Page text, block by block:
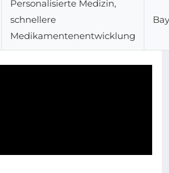
Personalisierte Medizin,
schnellere
Medikamentenentwicklung